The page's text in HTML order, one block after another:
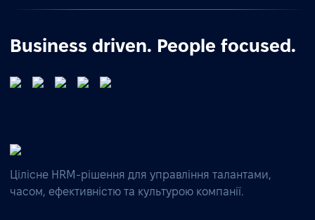
Business driven. People focused.
Цілісне HRM-рішення для управління талантами,
часом, ефективністю та культурою компанії.